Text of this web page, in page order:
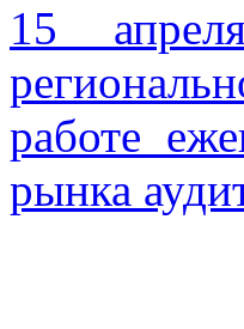
15
работе
рынка